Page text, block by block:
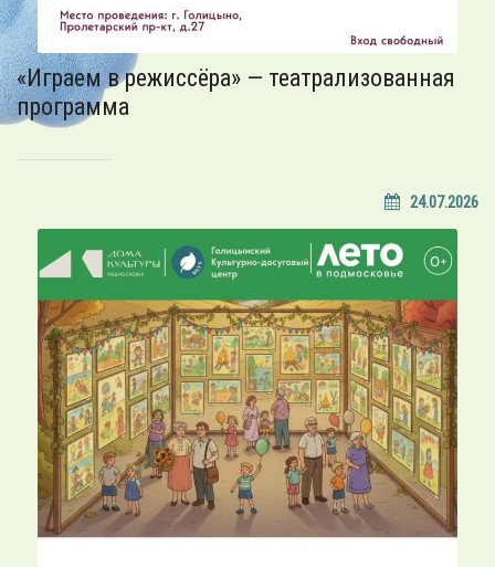
«Играем в режиссёра» — театрализованная
программа
24.07.2026